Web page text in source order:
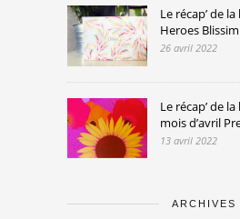
Le récap’ de
Heroes Blissim
26 avril 2022
Le récap’ de
mois d’avril
13 avril 2022
ARCHIVES